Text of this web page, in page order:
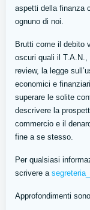
aspetti della finanza
ognuno di noi.
Brutti come il debito
oscuri quali il
review, la legge
economici e
superare le solite
descrivere la
commercio e il
fine a se stesso.
Per qualsiasi
scrivere a
Approfondimenti